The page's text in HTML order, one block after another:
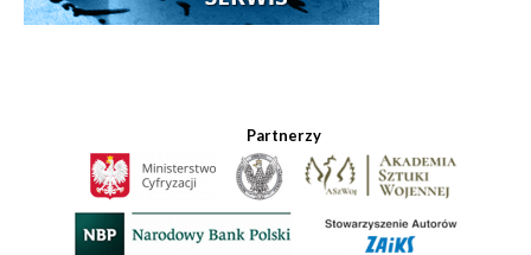
Partnerzy